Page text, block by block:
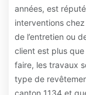
années, est
interventions
de l’entretien ou
client est plus
faire, les travaux
type de
canton 1134 et